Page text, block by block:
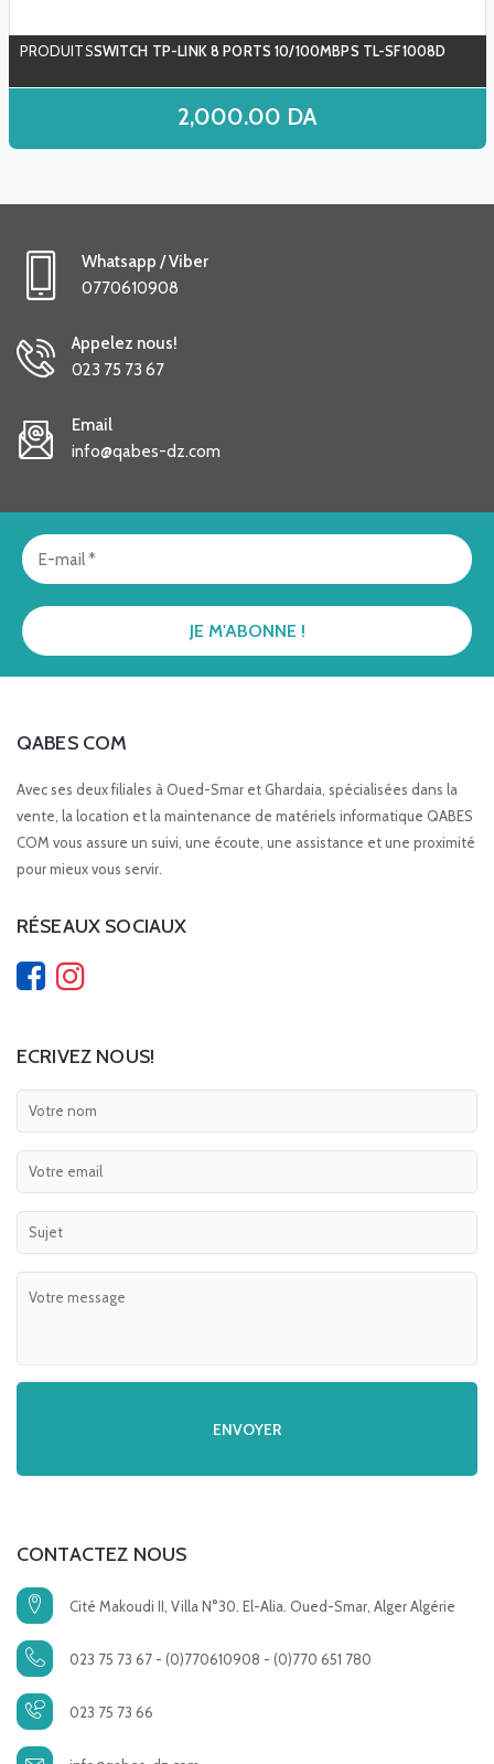
SWITCH TP-LINK 8 PORTS 10/100MBPS TL-SF1008D
2,000.00 DA
Whatsapp / Viber
0770610908
Appelez nous!
023 75 73 67
Email
info@qabes-dz.com
QABES COM
Avec ses deux filiales à Oued-Smar et Ghardaia, spécialisées dans la
vente, la location et la maintenance de matériels informatique QABES
COM vous assure un suivi, une écoute, une assistance et une proximité
pour mieux vous servir.
RÉSEAUX SOCIAUX
ECRIVEZ NOUS!
CONTACTEZ NOUS
Cité Makoudi II, Villa N°30. El-Alia. Oued-Smar, Alger Algérie
023 75 73 67 - (0)770610908 - (0)770 651 780
023 75 73 66